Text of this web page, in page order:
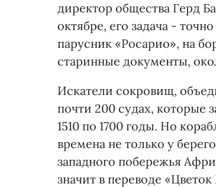
директор общества Герд
октябре, его задача -
парусник «Росарио», на
старинные документы,
Искатели сокровищ,
почти 200 судах, которые
1510 по 1700 годы. Но
времена не только у
западного побережья
значит в переводе